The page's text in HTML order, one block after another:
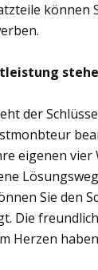
können
der
eigenen
Sie den
Die
Herzen